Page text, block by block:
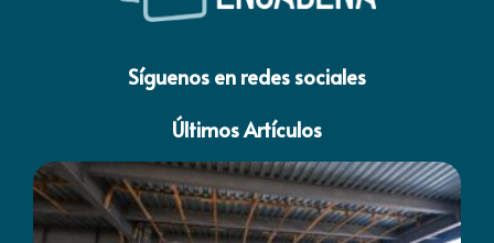
Síguenos en redes sociales
Últimos Artículos